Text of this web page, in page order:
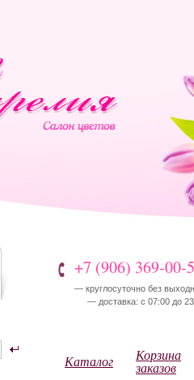
+7 (906) 369-00-
— круглосуточно без
— доставка: с 07:00 до
Каталог Корзина
заказов